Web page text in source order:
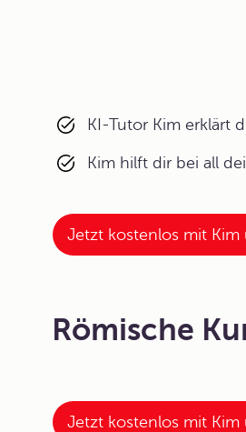
KI-Tutor Kim erklärt
Kim hilft dir bei all
Jetzt kostenlos mit Kim
Römische
Jetzt kostenlos mit Kim